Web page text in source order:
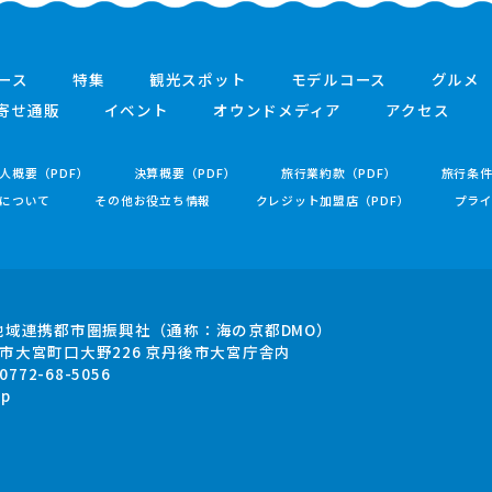
ス 特集 観光スポット モデルコース
グルメ
せ通販
イベント オウンドメディア アクセス
概要（PDF） 決算概要（PDF） 旅行業約款（PDF）
旅行条
ついて
その他お役立ち情報 クレジット加盟店（PDF） プラ
連携都市圏振興社 （通称：海の京都DMO）
大宮町口大野226 京丹後市大宮庁舎内
68-5056